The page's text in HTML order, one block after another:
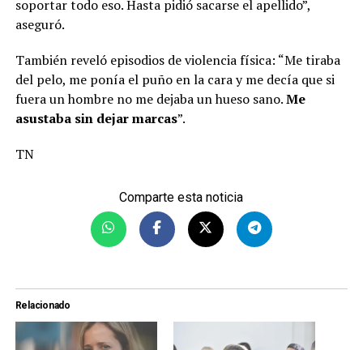
soportar todo eso. Hasta pidió sacarse el apellido”,
aseguró.
También reveló episodios de violencia física: “Me tiraba
del pelo, me ponía el puño en la cara y me decía que si
fuera un hombre no me dejaba un hueso sano.Me
asustaba sin dejar marcas”.
TN
Comparte esta noticia
Relacionado